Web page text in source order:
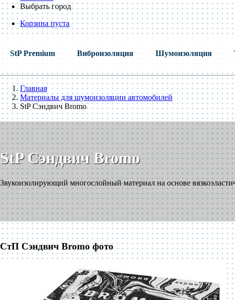
Выбрать город
Корзина пуста
StP Premium Виброизоляция Шумоизоляция
Главная
Материалы для шумоизоляции автомобилей
StP Сэндвич Bromo
StP Сэндвич Bromo
Звукоизолирующий многослойный материал на основе
СтП Сэндвич Bromo фото